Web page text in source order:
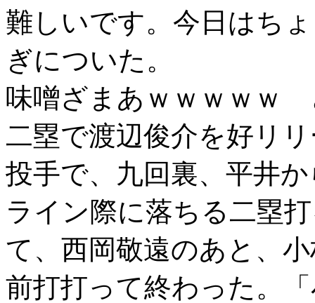
難しいです。今日はち
ぎについた。
味噌ざまあｗｗｗｗｗ
二塁で渡辺俊介を好リ
投手で、九回裏、平井
ライン際に落ちる二塁
て、西岡敬遠のあと、
前打打って終わった。